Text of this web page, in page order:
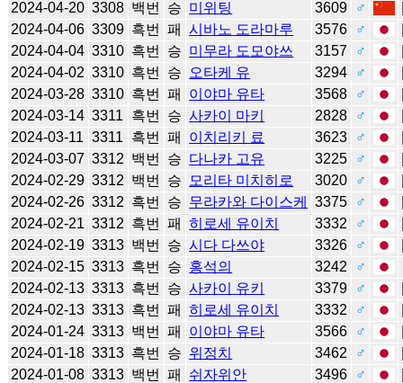
2024-04-20 3308 백번 승 미위팅 3609 ♂
2024-04-06 3309 흑번 패 시바노 도라마루 3576 ♂
2024-04-04 3310 흑번 승 미무라 도모야쓰 3157 ♂
2024-04-02 3310 흑번 승 오타케 유 3294 ♂
2024-03-28 3310 흑번 패 이야마 유타 3568 ♂
2024-03-14 3311 흑번 승 사카이 마키 2828 ♂
2024-03-11 3311 흑번 패 이치리키 료 3623 ♂
2024-03-07 3312 백번 승 다나카 고유 3225 ♂
2024-02-29 3312 백번 승 모리타 미치히로 3020 ♂
2024-02-26 3312 흑번 승 무라카와 다이스케 3375 ♂
2024-02-21 3312 흑번 패 히로세 유이치 3332 ♂
2024-02-19 3313 백번 승 시다 다쓰야 3326 ♂
2024-02-15 3313 흑번 승 홍석의 3242
♂
2024-02-13 3313 흑번 승 사카이 유키 3379 ♂
2024-02-13 3313 흑번 패 히로세 유이치 3332 ♂
2024-01-24 3313 백번 패 이야마 유타 3566 ♂
2024-01-18 3313 흑번 승 위정치 3462 ♂
2024-01-08 3313 백번 패 쉬자위안 3496 ♂